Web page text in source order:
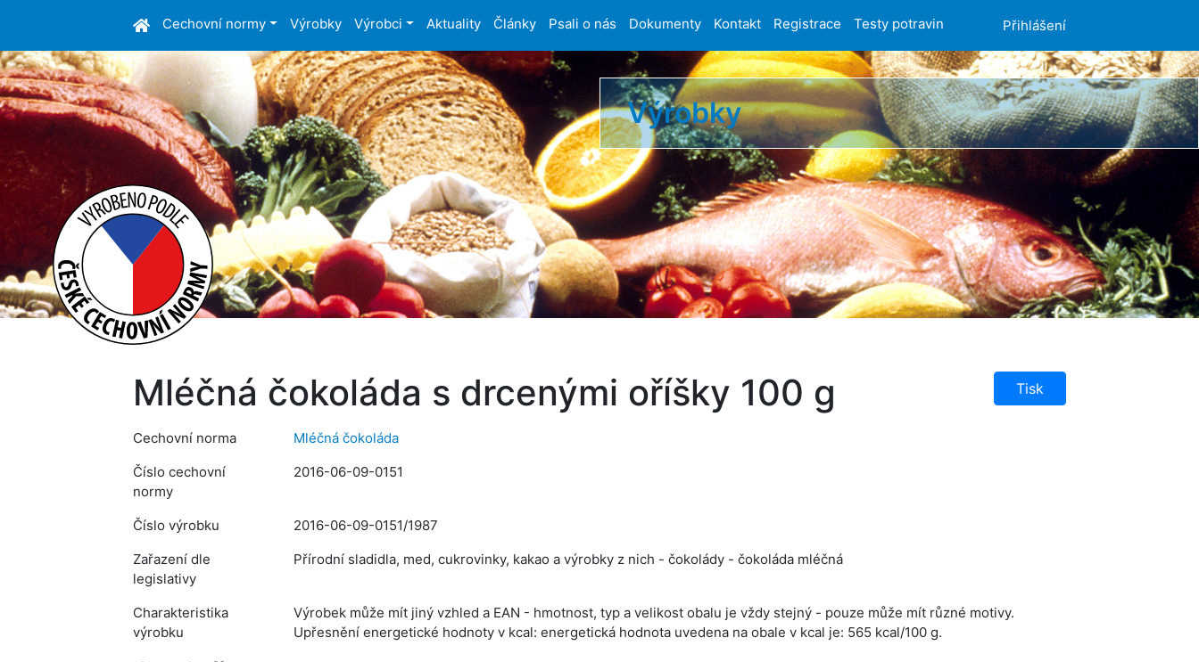
Cechovní normy Výrobky Výrobci Aktuality Články Psali o nás Dokumenty Kontakt Registrace Testy potravin Přihlášení
Výrobky
Mléčná čokoláda s drcenými oříšky 100 g Tisk
Cechovní norma
Mléčná čokoláda
Číslo cechovní
normy
2016-06-09-0151
Číslo výrobku
2016-06-09-0151/1987
Zařazení dle
legislativy
Přírodní sladidla, med, cukrovinky, kakao a výrobky z nich - čokolády - čokoláda mléčná
Charakteristika
výrobku
Výrobek může mít jiný vzhled a EAN - hmotnost, typ a velikost obalu je vždy stejný - pouze může mít různé motivy.
Upřesnění energetické hodnoty v kcal: energetická hodnota uvedena na obale v kcal je: 565 kcal/100 g.